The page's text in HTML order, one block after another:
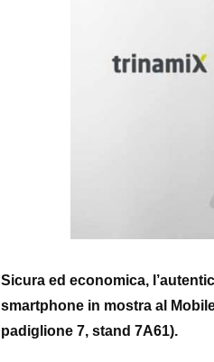
Sicura ed economica,
smartphone in mostra al
padiglione 7, stand 7A61).